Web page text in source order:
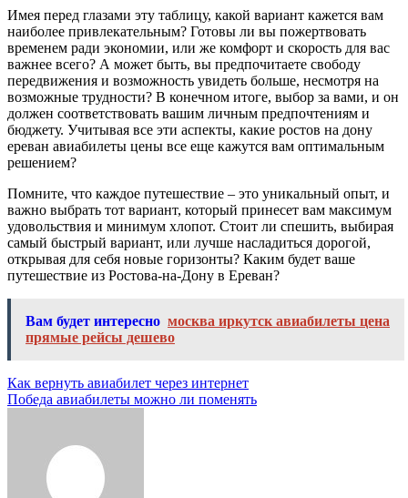
Имея перед глазами эту таблицу, какой вариант кажется вам
наиболее привлекательным? Готовы ли вы пожертвовать
временем ради экономии, или же комфорт и скорость для вас
важнее всего? А может быть, вы предпочитаете свободу
передвижения и возможность увидеть больше, несмотря на
возможные трудности? В конечном итоге, выбор за вами, и он
должен соответствовать вашим личным предпочтениям и
бюджету. Учитывая все эти аспекты, какие ростов на дону
ереван авиабилеты цены все еще кажутся вам оптимальным
решением?
Помните, что каждое путешествие – это уникальный опыт, и
важно выбрать тот вариант, который принесет вам максимум
удовольствия и минимум хлопот. Стоит ли спешить, выбирая
самый быстрый вариант, или лучше насладиться дорогой,
открывая для себя новые горизонты? Каким будет ваше
путешествие из Ростова-на-Дону в Ереван?
Вам будет интересно москва иркутск авиабилеты цена
прямые рейсы дешево
Навигация
по
Как вернуть авиабилет через интернет
Победа авиабилеты можно ли поменять